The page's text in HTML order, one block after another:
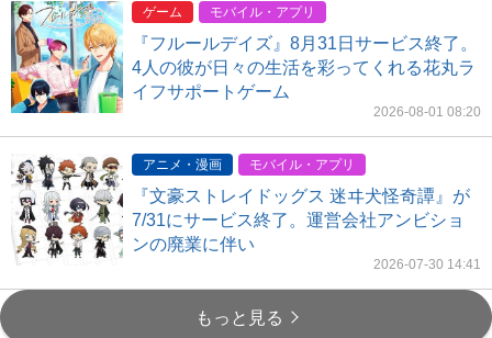
ゲーム モバイル・アプリ
『フルールデイズ』8月31日サービス終了。
4人の彼が日々の生活を彩ってくれる花丸ラ
イフサポートゲーム
2026-08-01 08:20
アニメ・漫画 モバイル・アプリ
『文豪ストレイドッグス 迷ヰ犬怪奇譚』が
7/31にサービス終了。運営会社アンビショ
ンの廃業に伴い
2026-07-30 14:41
もっと見る